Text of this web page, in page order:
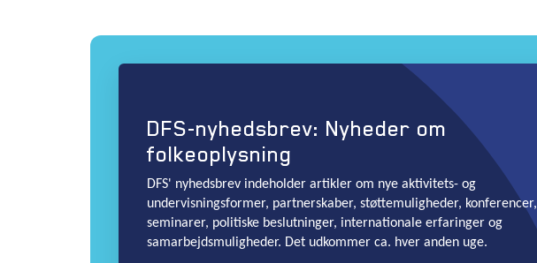
DFS-nyhedsbrev: Nyheder om
folkeoplysning
DFS' nyhedsbrev indeholder artikler om nye aktivitets- og
undervisningsformer, partnerskaber, støttemuligheder, konferencer,
seminarer, politiske beslutninger, internationale erfaringer og
samarbejdsmuligheder. Det udkommer ca. hver anden uge.